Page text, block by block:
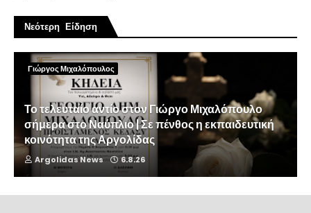
Νεότερη Είδηση
Γιώργος Μιχαλόπουλος
Το τελευταίο αντίο στον Γιώργο Μιχαλόπουλο
σήμερα στο Ναύπλιο | Σε πένθος η εκπαιδευτική
κοινότητα της Αργολίδας
Argolidas News 6.8.26